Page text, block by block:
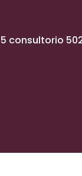
consultorio